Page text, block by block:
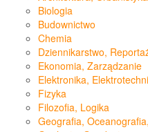
Biologia
Budownictwo
Chemia
Dziennikarstwo,
Ekonomia, Zarządzanie
Elektronika,
Fizyka
Filozofia, Logika
Geografia,